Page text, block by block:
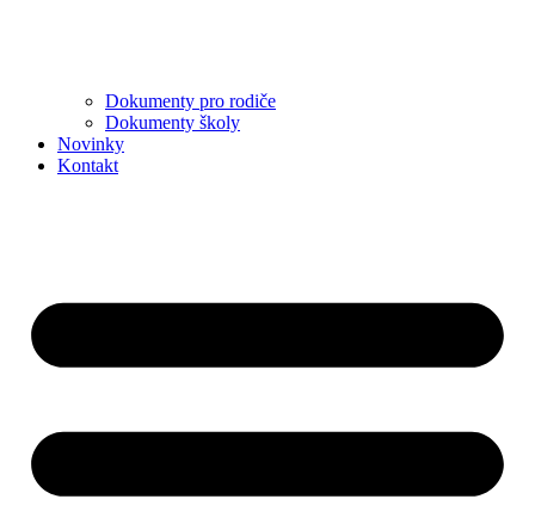
Dokumenty pro rodiče
Dokumenty školy
Novinky
Kontakt